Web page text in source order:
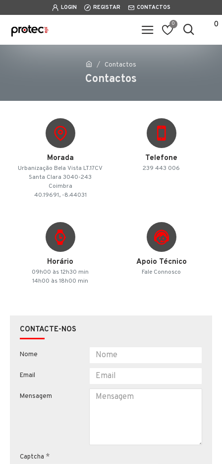
LOGIN REGISTAR CONTACTOS
0 0
Contactos
Contactos
Morada
Urbanização Bela Vista LT.17CV
Santa Clara 3040-243
Coimbra
40.19691, -8.44031
Telefone
239 443 006
Horário
09h00 às 12h30 min
14h00 às 18h00 min
Apoio Técnico
Fale Connosco
CONTACTE-NOS
Nome
Email
Mensagem
Captcha